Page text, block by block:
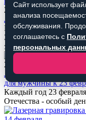
20.02.2024
Лазерная гравировка
Каждый год 23 февраля
Защитника Отечества
защитникам…
20.02.2024
Лазерная гравировка
для мужчины к 23
Каждый год 23
Отечества - особый
Сайт использует
анализа
обслуживания.
соглашаетесь с
персональных